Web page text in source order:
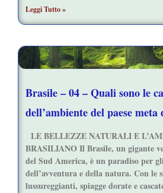
Leggi Tutto »
Brasile – 04 – Quali sono le
dell’ambiente del paese
LE BELLEZZE NATURALI E
BRASILIANO Il Brasile, un gigante
del Sud America, è un paradiso per
dell’avventura e della natura. Con le
lussureggianti, spiagge dorate e